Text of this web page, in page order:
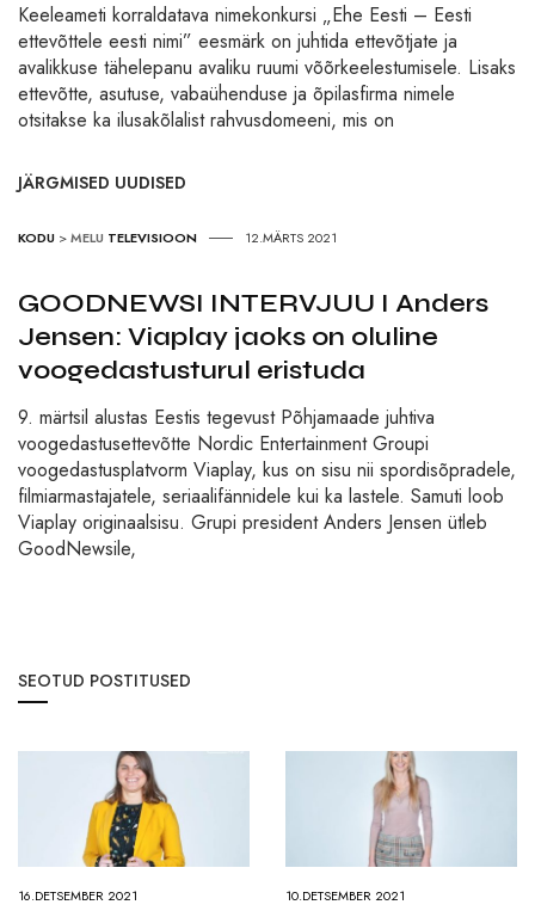
Keeleameti korraldatava nimekonkursi „Ehe Eesti – Eesti
ettevõttele eesti nimi” eesmärk on juhtida ettevõtjate ja
avalikkuse tähelepanu avaliku ruumi võõrkeelestumisele. Lisaks
ettevõtte, asutuse, vabaühenduse ja õpilasfirma nimele
otsitakse ka ilusakõlalist rahvusdomeeni, mis on
JÄRGMISED UUDISED
KODU >MELU TELEVISIOON 12.MÄRTS 2021
GOODNEWSI INTERVJUU I Anders
Jensen: Viaplay jaoks on oluline
voogedastusturul eristuda
9. märtsil alustas Eestis tegevust Põhjamaade juhtiva
voogedastusettevõtte Nordic Entertainment Groupi
voogedastusplatvorm Viaplay, kus on sisu nii spordisõpradele,
filmiarmastajatele, seriaalifännidele kui ka lastele. Samuti loob
Viaplay originaalsisu. Grupi president Anders Jensen ütleb
GoodNewsile,
SEOTUD POSTITUSED
16.DETSEMBER 2021 10.DETSEMBER 2021